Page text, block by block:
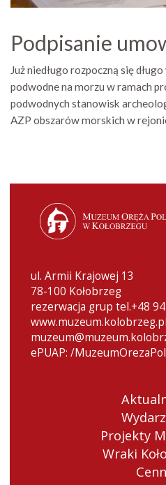
Podpisanie
Już niedługo rozpoczną się
podwodne na morzu w ramach
podwodnych stanowisk
AZP obszarów morskich w
ul. Armii Krajowej 13
78-100 Kołobrzeg
rezerwacja grup tel.+48
www.muzeum.kolobrzeg.pl
ePUAP: /
Projekty
Wraki